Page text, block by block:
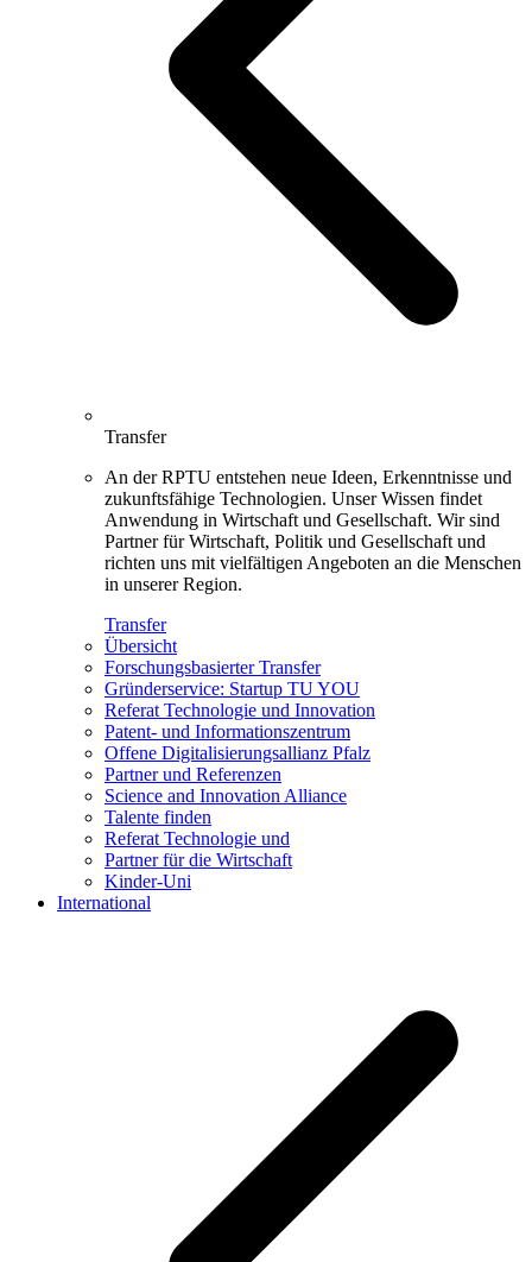
Transfer
An der RPTU entstehen neue Ideen, Erkenntnisse und
zukunftsfähige Technologien. Unser Wissen findet
Anwendung in Wirtschaft und Gesellschaft. Wir sind
Partner für Wirtschaft, Politik und Gesellschaft und
richten uns mit vielfältigen Angeboten an die Menschen
in unserer Region.
Transfer
Übersicht
Forschungsbasierter Transfer
Gründerservice: Startup TU YOU
Referat Technologie und Innovation
Patent- und Informationszentrum
Offene Digitalisierungsallianz Pfalz
Partner und Referenzen
Science and Innovation Alliance
Talente finden
Referat Technologie und
Partner für die Wirtschaft
Kinder-Uni
International